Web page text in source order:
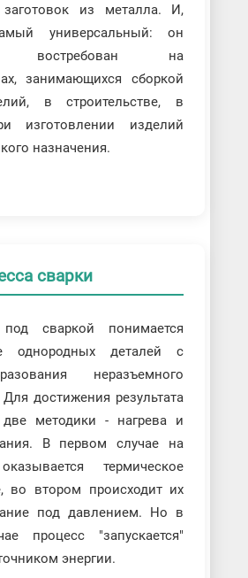
алюминия
аргоном
слоем флюса
сварка
заготовок из металла. И,
универсальный: он
востребован на
занимающихся сборкой
в строительстве, в
изготовлении изделий
назначения.
сварки
под сваркой понимается
однородных деталей с
неразъемного
достижения результата
две методики - нагрева и
В первом случае на
термическое
во втором происходит их
под давлением. Но в
процесс "запускается"
энергии.